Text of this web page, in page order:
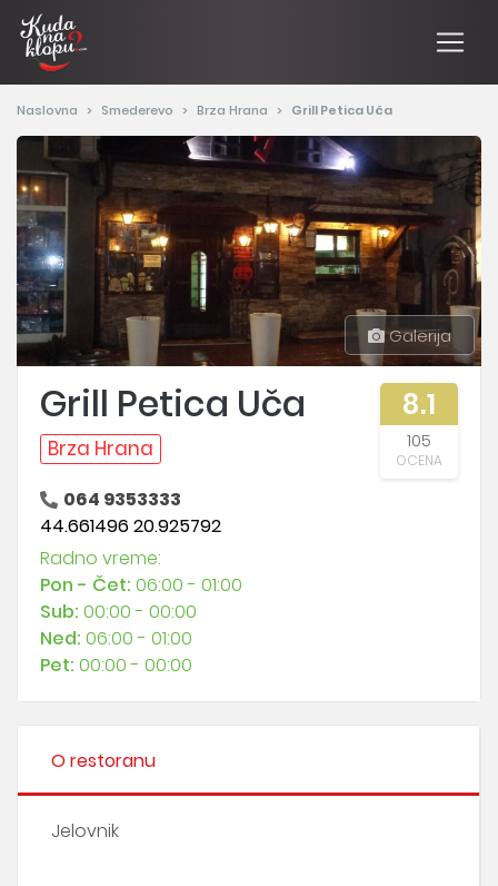
Naslovna Smederevo Brza Hrana Grill Petica Uča
Galerija
Grill Petica Uča
Brza Hrana
064 9353333
44.661496 20.925792
Radno vreme:
Pon - Čet: 06:00 - 01:00
Sub: 00:00 - 00:00
Ned: 06:00 - 01:00
Pet: 00:00 - 00:00
8.1
105
OCENA
O restoranu
Jelovnik